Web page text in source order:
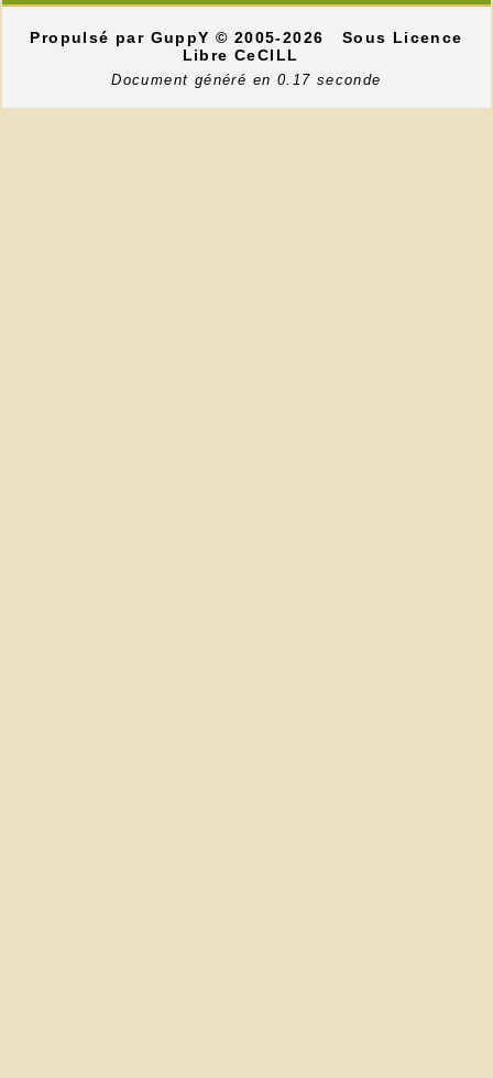
Propulsé par GuppY© 2005-2026
Sous Licence
Libre CeCILL
Document généré en 0.17 seconde